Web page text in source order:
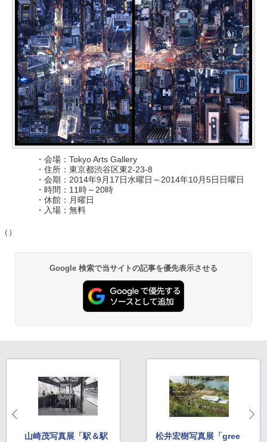
・会場：Tokyo Arts Gallery
・住所：東京都渋谷区東2-23-8
・会期：2014年9月17日水曜日～2014年10月5日日曜日
・時間：11時～20時
・休館：月曜日
・入場：無料
（）
Google 検索で当サイトの記事を優先表示させる
山崎茂写真展「駅＆駅
松井宏樹写真展「gree